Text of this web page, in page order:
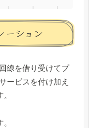
ーション
線を借り受けてプ
ービスを付け加え